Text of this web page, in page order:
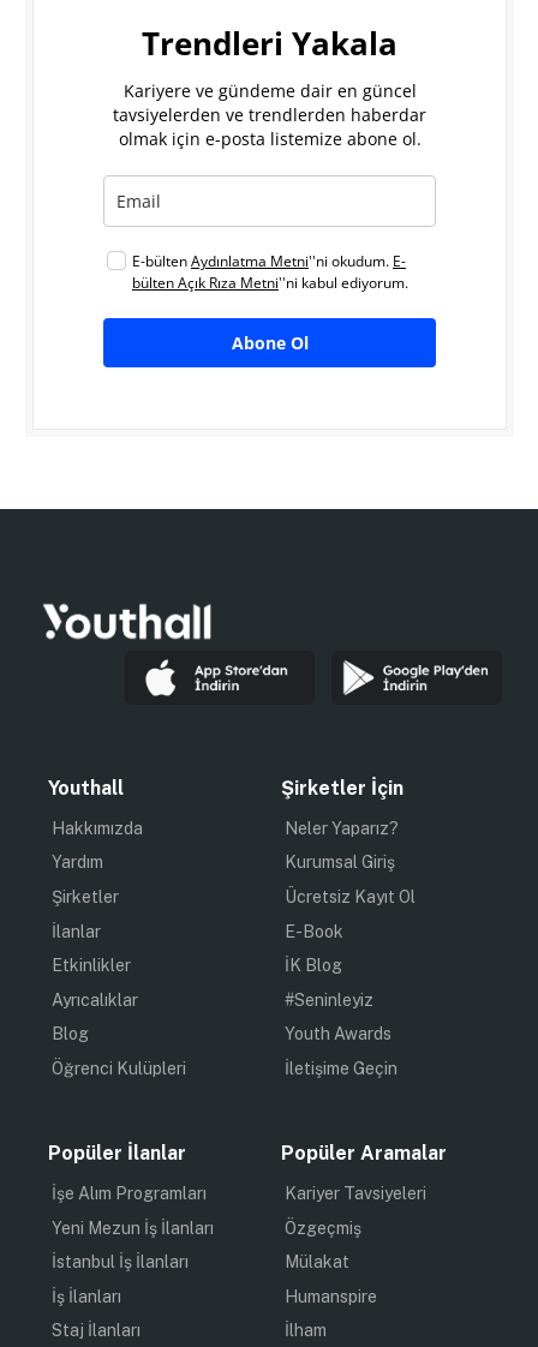
Trendleri Yakala
Kariyere ve gündeme dair en güncel
tavsiyelerden ve trendlerden haberdar
olmak için e-posta listemize abone ol.
E-bültenAydınlatma Metni''ni okudum. E-
bülten Açık Rıza Metni''ni kabul ediyorum.
Abone Ol
Youthall
Hakkımızda
Yardım
Şirketler
İlanlar
Etkinlikler
Ayrıcalıklar
Blog
Öğrenci Kulüpleri
Şirketler İçin
Neler Yaparız?
Kurumsal Giriş
Ücretsiz Kayıt Ol
E-Book
İK Blog
#Seninleyiz
Youth Awards
İletişime Geçin
Popüler İlanlar
İşe Alım Programları
Yeni Mezun İş İlanları
İstanbul İş İlanları
İş İlanları
Staj İlanları
Popüler Aramalar
Kariyer Tavsiyeleri
Özgeçmiş
Mülakat
Humanspire
İlham